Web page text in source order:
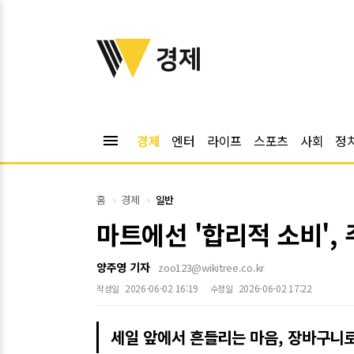
위키트리
경제
menu 경제 엔터 라이프 스포츠 사회 정
홈 경제 일반
마트에선 '합리적 소비',
양주영 기자 zoo123@wikitree.co.kr
작성일 2026-06-02 16:19 수정일 2026-06-02 17:22
세일 앞에서 흔들리는 마음, 장바구니